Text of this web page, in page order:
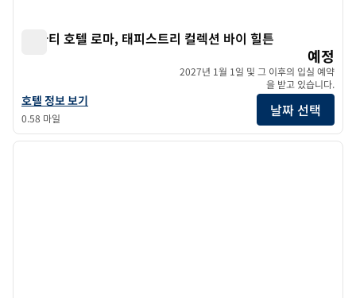
더 바티 호텔 로마, 태피스트리 컬렉션 바이 힐튼
더 바티 호텔 로마, 태피스트리 컬렉션 바이 힐튼 호텔 정보 보기
호텔 정보 보기
0.58 마일
예정
2027년 1월 1일 및 그 이후의 입실 예약
을 받고 있습니다.
날짜 선택
1/12
1/12
다음